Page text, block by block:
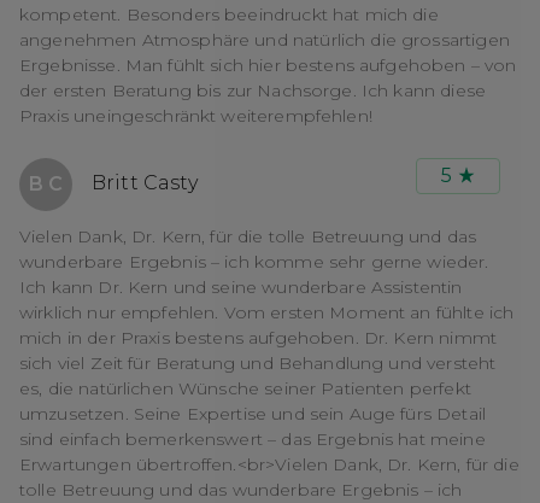
kompetent. Besonders beeindruckt hat mich die
angenehmen Atmosphäre und natürlich die grossartigen
Ergebnisse. Man fühlt sich hier bestens aufgehoben – von
der ersten Beratung bis zur Nachsorge. Ich kann diese
Praxis uneingeschränkt weiterempfehlen!
B C Britt Casty 5
Vielen Dank, Dr. Kern, für die tolle Betreuung und das
wunderbare Ergebnis – ich komme sehr gerne wieder.
Ich kann Dr. Kern und seine wunderbare Assistentin
wirklich nur empfehlen. Vom ersten Moment an fühlte ich
mich in der Praxis bestens aufgehoben. Dr. Kern nimmt
sich viel Zeit für Beratung und Behandlung und versteht
es, die natürlichen Wünsche seiner Patienten perfekt
umzusetzen. Seine Expertise und sein Auge fürs Detail
sind einfach bemerkenswert – das Ergebnis hat meine
Erwartungen übertroffen.<br>Vielen Dank, Dr. Kern, für die
tolle Betreuung und das wunderbare Ergebnis – ich